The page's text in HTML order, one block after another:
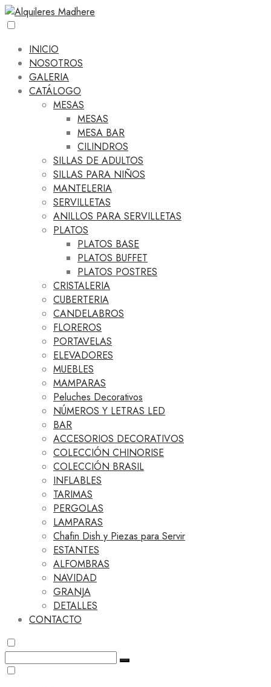
INICIO
NOSOTROS
GALERIA
CATÁLOGO
MESAS
MESAS
MESA BAR
CILINDROS
SILLAS DE ADULTOS
SILLAS PARA NIÑOS
MANTELERIA
SERVILLETAS
ANILLOS PARA SERVILLETAS
PLATOS
PLATOS BASE
PLATOS BUFFET
PLATOS POSTRES
CRISTALERIA
CUBERTERIA
CANDELABROS
FLOREROS
PORTAVELAS
ELEVADORES
MUEBLES
MAMPARAS
Peluches Decorativos
NÚMEROS Y LETRAS LED
BAR
ACCESORIOS DECORATIVOS
COLECCIÓN CHINORISE
COLECCIÓN BRASIL
INFLABLES
TARIMAS
PERGOLAS
LAMPARAS
Chafin Dish y Piezas para Servir
ESTANTES
ALFOMBRAS
NAVIDAD
GRANJA
DETALLES
CONTACTO